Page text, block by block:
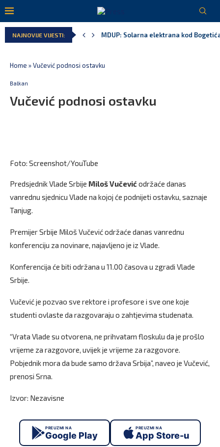
NAJNOVIJE VIJESTI: Skupština usvojila dopunu Zakona:
Home »Vučević podnosi ostavku
Balkan
Vučević podnosi ostavku
Foto: Screenshot/YouTube
Predsjednik Vlade Srbije Miloš Vučević održaće danas
vanrednu sjednicu Vlade na kojoj će podnijeti ostavku, saznaje
Tanjug.
Premijer Srbije Miloš Vučević održaće danas vanrednu
konferenciju za novinare, najavljeno je iz Vlade.
Konferencija će biti održana u 11.00 časova u zgradi Vlade
Srbije.
Vučević je pozvao sve rektore i profesore i sve one koje
studenti ovlaste da razgovaraju o zahtjevima studenata.
“Vrata Vlade su otvorena, ne prihvatam floskulu da je prošlo
vrijeme za razgovore, uvijek je vrijeme za razgovore.
Pobjednik mora da bude samo država Srbija”, naveo je Vučević,
prenosi Srna.
Izvor: Nezavisne
PREUZMI NA
Google Play
PREUZMI NA
App Store-u